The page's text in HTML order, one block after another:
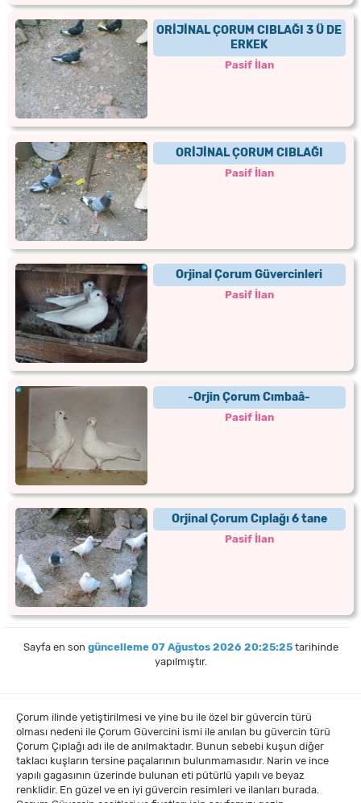
ORİJİNAL ÇORUM CIBLAĞI 3 Ü DE
ERKEK
Pasif İlan
ORİJİNAL ÇORUM CIBLAĞI
Pasif İlan
Orjinal Çorum Güvercinleri
Pasif İlan
-Orjin Çorum Cımbaâ-
Pasif İlan
Orjinal Çorum Cıplağı 6 tane
Pasif İlan
Sayfa en son güncelleme 07 Ağustos 2026 20:25:25tarihinde
yapılmıştır.
Çorum ilinde yetiştirilmesi ve yine bu ile özel bir güvercin türü
olması nedeni ile Çorum Güvercini ismi ile anılan bu güvercin türü
Çorum Çıplağı adı ile de anılmaktadır. Bunun sebebi kuşun diğer
taklacı kuşların tersine paçalarının bulunmamasıdır. Narin ve ince
yapılı gagasının üzerinde bulunan eti pütürlü yapılı ve beyaz
renklidir. En güzel ve en iyi güvercin resimleri ve ilanları burada.